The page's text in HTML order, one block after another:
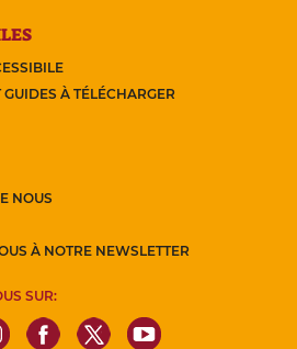
GUIDES À TÉLÉCHARGER
NOUS
À NOTRE NEWSLETTER
SUR: